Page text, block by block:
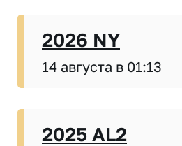
2026 NY
14 августа в 01:13
2025 AL2